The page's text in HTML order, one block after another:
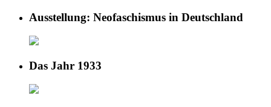
Ausstellung: Neofaschismus in Deutschland
Das Jahr 1933